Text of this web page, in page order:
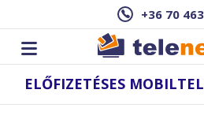
+36 70
ELŐFIZETÉSES